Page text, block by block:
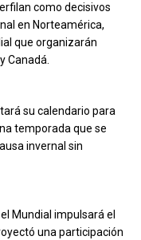
como decisivos
en Norteamérica,
que organizarán
Canadá.
su calendario para
temporada que se
invernal sin
Mundial impulsará el
una participación